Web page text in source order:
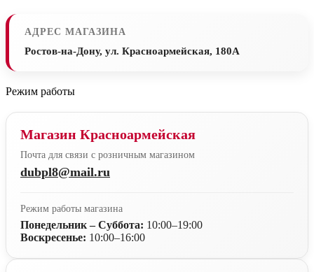
АДРЕС МАГАЗИНА
Ростов-на-Дону, ул. Красноармейская, 180А
Режим работы
Магазин Красноармейская
Почта для связи с розничным магазином
dubpl8@mail.ru
Режим работы магазина
Понедельник – Суббота: 10:00–19:00
Воскресенье: 10:00–16:00